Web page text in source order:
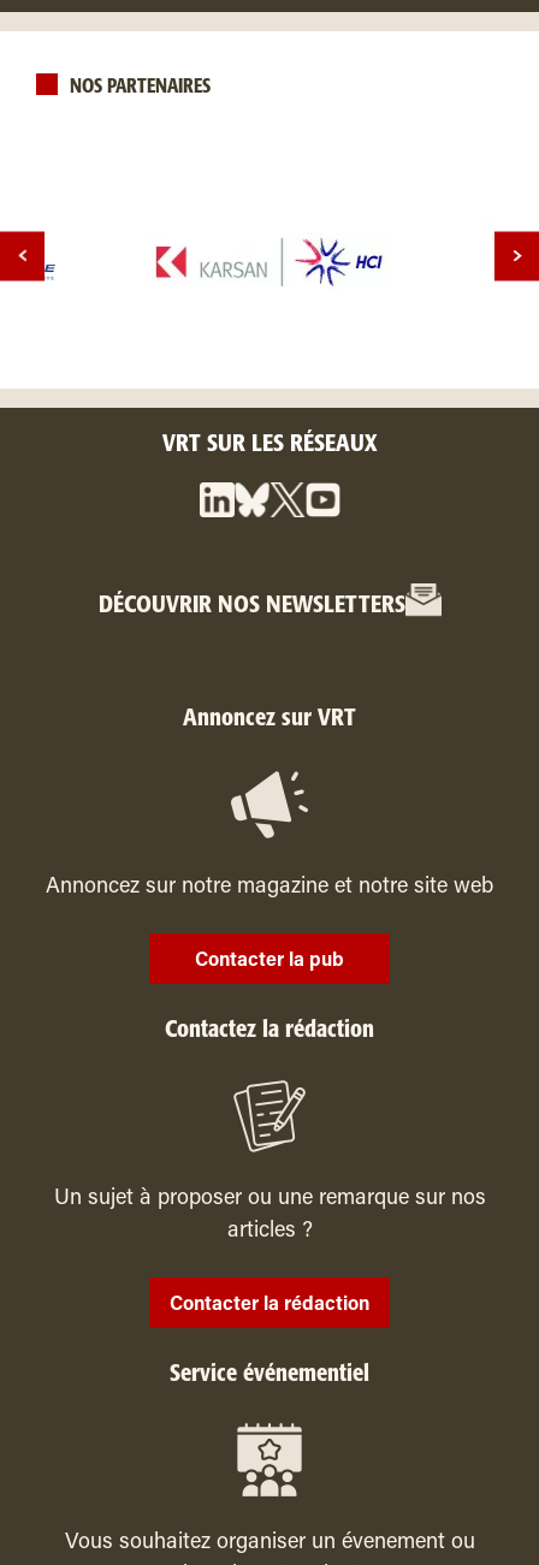
NOS PARTENAIRES
VRT SUR LES RÉSEAUX
DÉCOUVRIR NOS NEWSLETTERS
Annoncez sur VRT
Annoncez sur notre magazine et notre site web
Contacter la pub
Contactez la rédaction
Un sujet à proposer ou une remarque sur nos
articles ?
Contacter la rédaction
Service événementiel
Vous souhaitez organiser un évenement ou